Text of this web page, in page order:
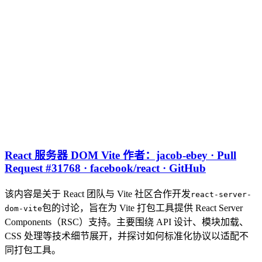
React 服务器 DOM Vite 作者：jacob-ebey · Pull
Request #31768 · facebook/react · GitHub
该内容是关于 React 团队与 Vite 社区合作开发 react-server-
dom-vite包的讨论，旨在为 Vite 打包工具提供 React Server
Components（RSC）支持。主要围绕 API 设计、模块加载、
CSS 处理等技术细节展开，并探讨如何标准化协议以适配不
同打包工具。